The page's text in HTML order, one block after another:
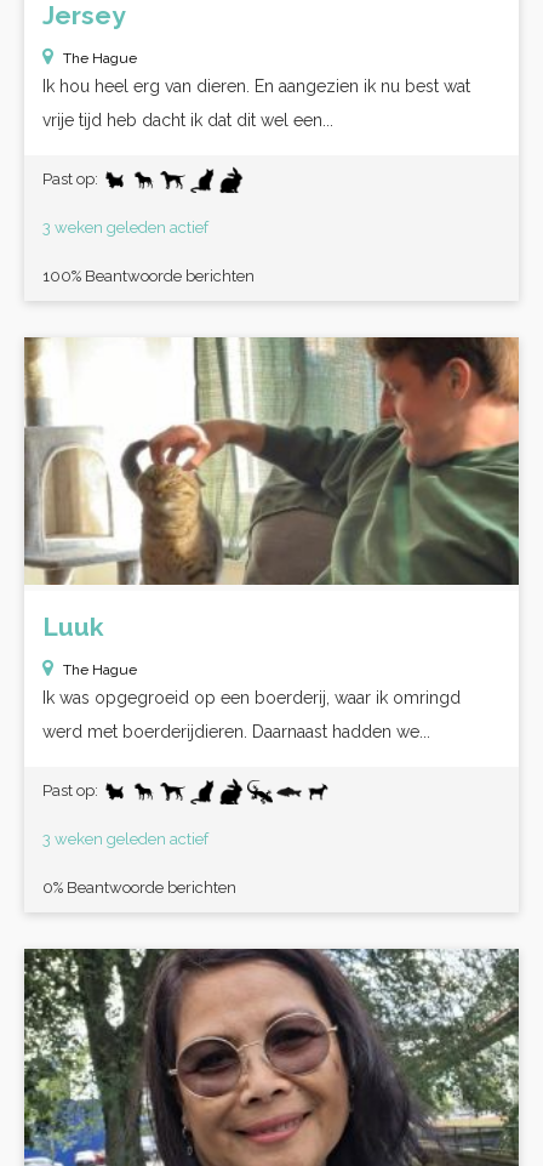
Jersey
The Hague
Ik hou heel erg van dieren. En aangezien ik nu best wat
vrije tijd heb dacht ik dat dit wel een...
Past op:
3 weken geleden actief
100% Beantwoorde berichten
Luuk
The Hague
Ik was opgegroeid op een boerderij, waar ik omringd
werd met boerderijdieren. Daarnaast hadden we...
Past op:
3 weken geleden actief
0% Beantwoorde berichten